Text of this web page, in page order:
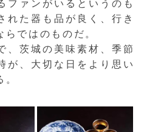
ファンがいるというのも
れた器も品が良く、行き
ではのものだ。
茨城の美味素材、季節
が、大切な日をより思い